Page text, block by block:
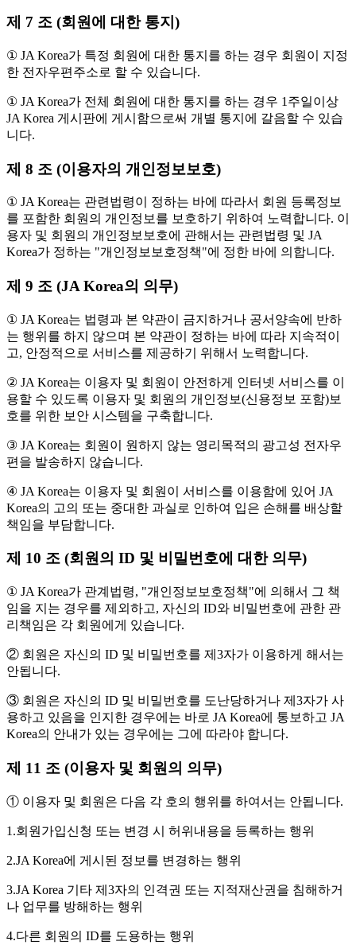
제 7 조 (회원에 대한 통지)
① JA Korea가 특정 회원에 대한 통지를 하는 경우 회원이 지정
한 전자우편주소로 할 수 있습니다.
① JA Korea가 전체 회원에 대한 통지를 하는 경우 1주일이상
JA Korea 게시판에 게시함으로써 개별 통지에 갈음할 수 있습
니다.
제 8 조 (이용자의 개인정보보호)
① JA Korea는 관련법령이 정하는 바에 따라서 회원 등록정보
를 포함한 회원의 개인정보를 보호하기 위하여 노력합니다. 이
용자 및 회원의 개인정보보호에 관해서는 관련법령 및 JA
Korea가 정하는 "개인정보보호정책"에 정한 바에 의합니다.
제 9 조 (JA Korea의 의무)
① JA Korea는 법령과 본 약관이 금지하거나 공서양속에 반하
는 행위를 하지 않으며 본 약관이 정하는 바에 따라 지속적이
고, 안정적으로 서비스를 제공하기 위해서 노력합니다.
② JA Korea는 이용자 및 회원이 안전하게 인터넷 서비스를 이
용할 수 있도록 이용자 및 회원의 개인정보(신용정보 포함)보
호를 위한 보안 시스템을 구축합니다.
③ JA Korea는 회원이 원하지 않는 영리목적의 광고성 전자우
편을 발송하지 않습니다.
④ JA Korea는 이용자 및 회원이 서비스를 이용함에 있어 JA
Korea의 고의 또는 중대한 과실로 인하여 입은 손해를 배상할
책임을 부담합니다.
제 10 조 (회원의 ID 및 비밀번호에 대한 의무)
① JA Korea가 관계법령, "개인정보보호정책"에 의해서 그 책
임을 지는 경우를 제외하고, 자신의 ID와 비밀번호에 관한 관
리책임은 각 회원에게 있습니다.
② 회원은 자신의 ID 및 비밀번호를 제3자가 이용하게 해서는
안됩니다.
③ 회원은 자신의 ID 및 비밀번호를 도난당하거나 제3자가 사
용하고 있음을 인지한 경우에는 바로 JA Korea에 통보하고 JA
Korea의 안내가 있는 경우에는 그에 따라야 합니다.
제 11 조 (이용자 및 회원의 의무)
① 이용자 및 회원은 다음 각 호의 행위를 하여서는 안됩니다.
1.회원가입신청 또는 변경 시 허위내용을 등록하는 행위
2.JA Korea에 게시된 정보를 변경하는 행위
3.JA Korea 기타 제3자의 인격권 또는 지적재산권을 침해하거
나 업무를 방해하는 행위
4.다른 회원의 ID를 도용하는 행위